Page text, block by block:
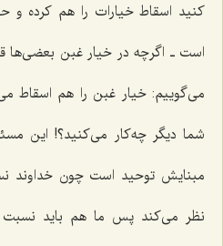
کنید اسقاط خیارات را هم کرده و
است ـ اگرچه در خیار غبن بعضی‌ها
مى‌گوییم: خیار غبن را هم اسقاط
شما دیگر چه‌کار مى‌کنید؟! این
مبنایش توحید است چون خداوند
نظر مى‌کند پس ما هم باید نسبت